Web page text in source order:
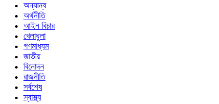
অন্যান্য
অর্থনীতি
আইন বিচার
খেলাধুলা
গণমাধ্যম
জাতীয়
বিনোদন
রাজনীতি
সর্বশেষ
স্বাস্থ্য